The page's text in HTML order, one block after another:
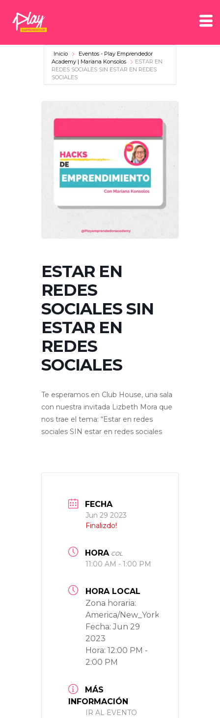
Inicio
Eventos - Play Emprendedor
Academy | Mariana Konsolos
ESTAR EN
REDES SOCIALES SIN ESTAR EN REDES
SOCIALES
ESTAR EN
REDES
SOCIALES SIN
ESTAR EN
REDES
SOCIALES
Te esperamos en Club House, una sala
con nuestra invitada Lizbeth Mora que
nos trae el tema: “Estar en redes
sociales SIN estar en redes sociales
FECHA
Jun 29 2023
Finalizdo!
HORA COL
11:00 AM - 1:00 PM
HORA LOCAL
Zona horaria:
America/New_York
Fecha:Jun 29
2023
Hora: 12:00 PM -
2:00 PM
MÁS
INFORMACIÓN
IR AL EVENTO